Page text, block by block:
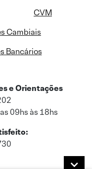
CVM
Cambiais
Bancários
e Orientações
09hs às 18hs